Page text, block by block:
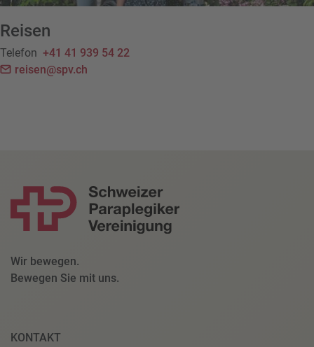
Reisen
Telefon +41 41 939 54 22
reisen@spv.ch
Wir bewegen.
Bewegen Sie mit uns.
KONTAKT